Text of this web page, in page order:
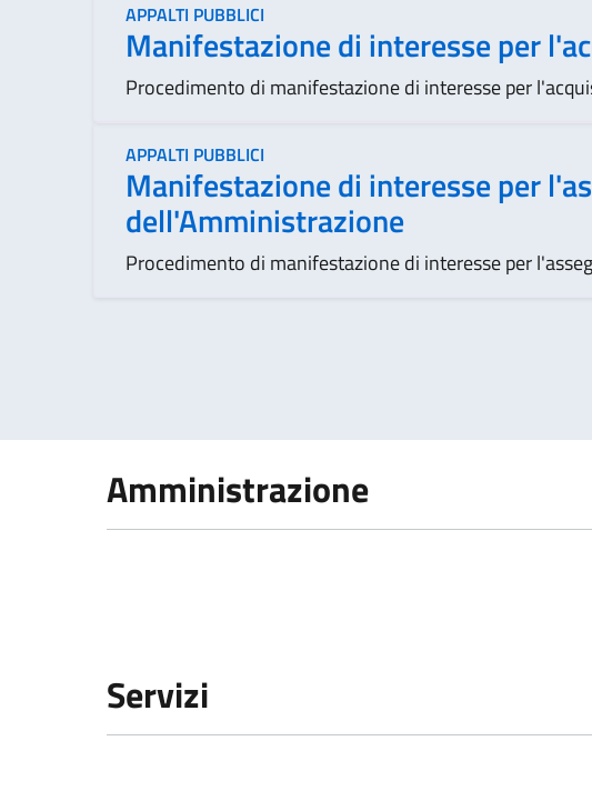
APPALTI PUBBLICI
Manifestazione di interesse per
Procedimento di manifestazione di interesse per
APPALTI PUBBLICI
Manifestazione di interesse per
dell'Amministrazione
Procedimento di manifestazione di interesse per
Amministrazione
Servizi